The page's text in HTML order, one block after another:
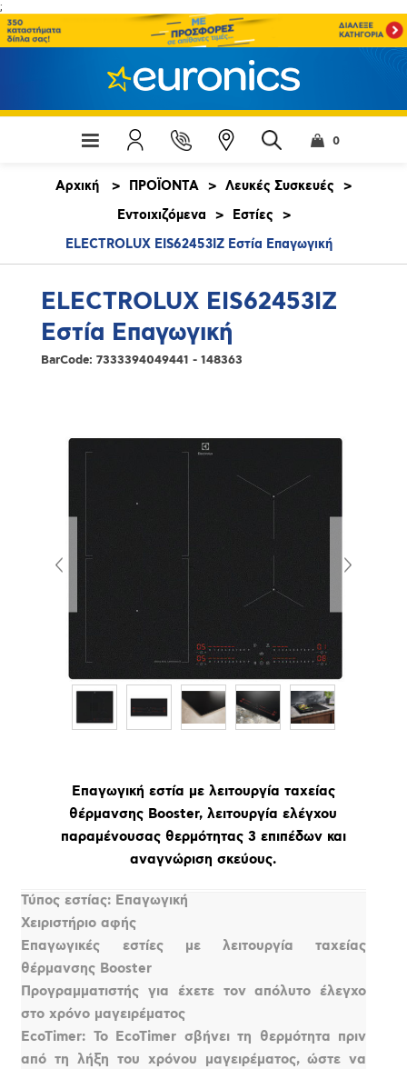
;
0
Αρχική > ΠΡΟΪΟΝΤΑ > Λευκές Συσκευές
>
Εντοιχιζόμενα
> Εστίες
>
ELECTROLUX EIS62453IZ Εστία Επαγωγική
ELECTROLUX EIS62453IZ
Εστία Επαγωγική
BarCode: 7333394049441 - 148363
Επαγωγική εστία με λειτουργία ταχείας
θέρμανσης Booster, λειτουργία ελέγχου
παραμένουσας θερμότητας 3 επιπέδων και
αναγνώριση σκεύους.
Τύπος εστίας: Επαγωγική
Χειριστήριο αφής
Επαγωγικές εστίες με λειτουργία ταχείας
θέρμανσης Booster
Προγραμματιστής για έχετε τον απόλυτο έλεγχο
στο χρόνο μαγειρέματος
EcoTimer: Το EcoTimer σβήνει τη θερμότητα πριν
από τη λήξη του χρόνου μαγειρέματος, ώστε να